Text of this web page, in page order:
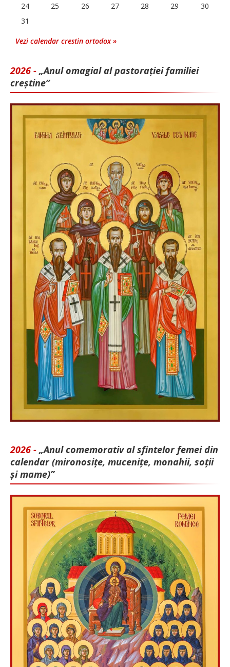
24
25 26 27 28 29
30
31
Vezi calendar crestin ortodox »
2026 - „Anul omagial al pastorației familiei
creștine”
2026 - „Anul comemorativ al sfintelor femei din
calendar (mironosițe, mu­cenițe, monahii, soții
și mame)”